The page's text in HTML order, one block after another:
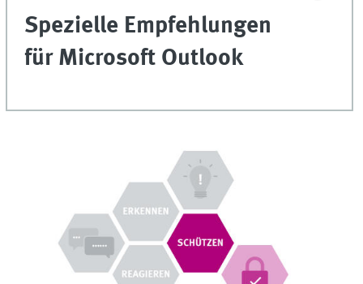
Spezielle Empfehlungen
für Microsoft Outlook